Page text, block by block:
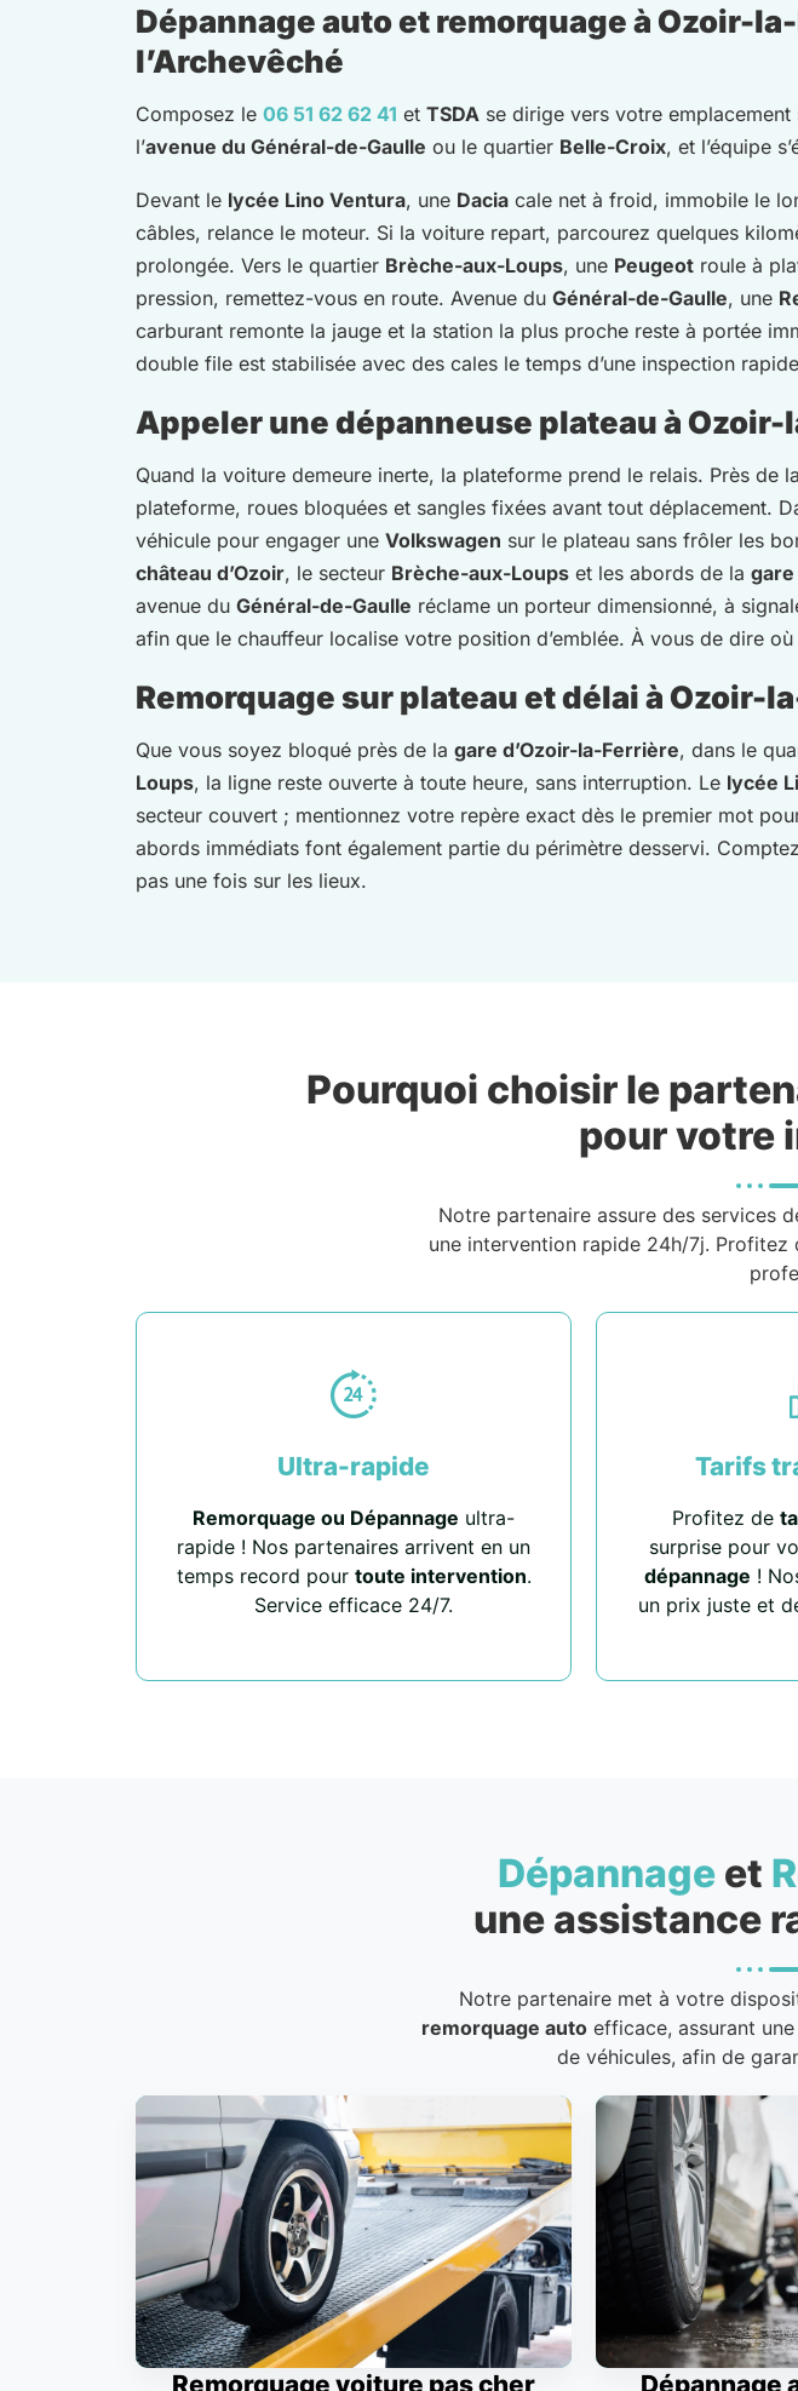
Dépannage auto et remorquage à Ozoir-
l’Archevêché
Composez le 06 51 62 62 41 et TSDA se dirige vers votre
l’avenue du Général-de-Gaulle ou le quartier Belle-Croix, et l’équipe
Devant le lycée Lino Ventura, une Dacia cale net à froid, immobile le
câbles, relance le moteur. Si la voiture repart, parcourez quelques
prolongée. Vers le quartier Brèche-aux-Loups, une Peugeot roule à
pression, remettez-vous en route. Avenue du Général-de-Gaulle, une
carburant remonte la jauge et la station la plus proche reste à portée
double file est stabilisée avec des cales le temps d’une inspection
Appeler une dépanneuse plateau à
Quand la voiture demeure inerte, la plateforme prend le relais. Près de la
plateforme, roues bloquées et sangles fixées avant tout déplacement.
véhicule pour engager une Volkswagen sur le plateau sans frôler les
château d’Ozoir, le secteur Brèche-aux-Loups et les abords de la gare
avenue du Général-de-Gaulle réclame un porteur dimensionné, à
afin que le chauffeur localise votre position d’emblée. À vous de dire
Remorquage sur plateau et délai à Ozoir-
Que vous soyez bloqué près de la gare d’Ozoir-la-Ferrière, dans le
Loups, la ligne reste ouverte à toute heure, sans interruption. Le lycée
secteur couvert ; mentionnez votre repère exact dès le premier mot
abords immédiats font également partie du périmètre desservi.
pas une fois sur les lieux.
Pourquoi choisir le
pour votre
Notre partenaire assure des services
une intervention rapide 24h/7j. Profitez
Ultra-rapide
Remorquage ou Dépannage ultra-
rapide ! Nos partenaires arrivent en un
temps record pour toute intervention.
Service efficace 24/7.
Tarifs
Profitez de
surprise pour
dépannage !
un prix juste et
Dépannageet
une assistance
Notre partenaire met à votre
remorquage auto efficace, assurant
de véhicules, afin de
Remorquage voiture pas cher Dépannage